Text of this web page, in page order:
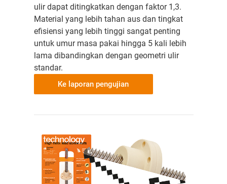
ulir dapat ditingkatkan dengan faktor 1,3.
Material yang lebih tahan aus dan tingkat
efisiensi yang lebih tinggi sangat penting
untuk umur masa pakai hingga 5 kali lebih
lama dibandingkan dengan geometri ulir
standar.
Ke laporan pengujian